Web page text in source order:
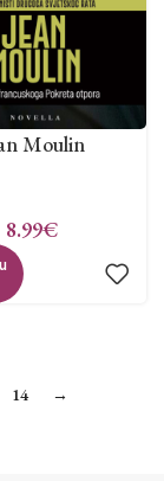
Moulin
8.99€
14 →